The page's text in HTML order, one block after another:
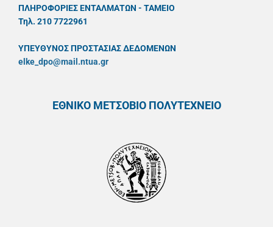
ΠΛΗΡΟΦΟΡΙΕΣ ΕΝΤΑΛΜΑΤΩΝ - ΤΑΜΕΙΟ
Τηλ. 210 7722961
ΥΠΕΥΘYΝΟΣ ΠΡΟΣΤΑΣΙΑΣ ΔΕΔΟΜΕΝΩΝ
elke_dpo@mail.ntua.gr
ΕΘΝΙΚΟ ΜΕΤΣΟΒΙΟ ΠΟΛΥΤΕΧΝΕΙΟ